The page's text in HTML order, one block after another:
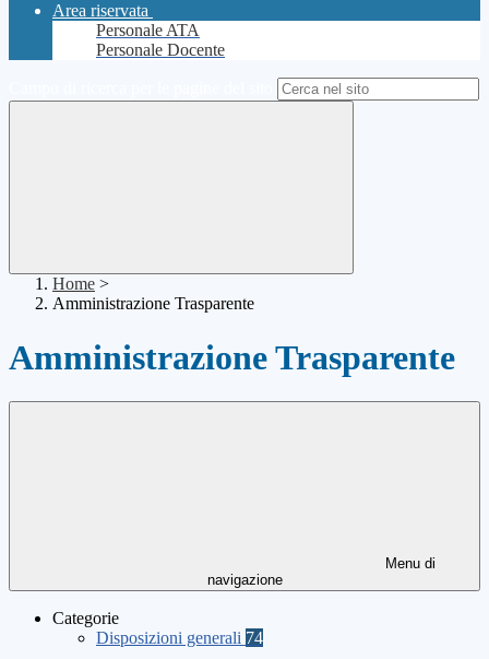
Area riservata
Personale ATA
Personale Docente
Home >
Amministrazione Trasparente
Amministrazione Trasparente
Menu di
navigazione
Categorie
Disposizioni generali 74